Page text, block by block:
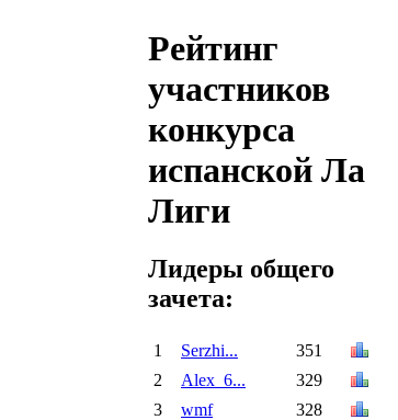
Рейтинг
участников
конкурса
испанской Ла
Лиги
Лидеры общего
зачета:
1 Serzhi...
351
2
Alex_6...
329
3
wmf 328